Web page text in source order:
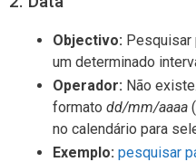
Objectivo: Pesquisar
um determinado
Operador: Não
formato dd/mm/aaaa
no calendário para
Exemplo: pesquisar